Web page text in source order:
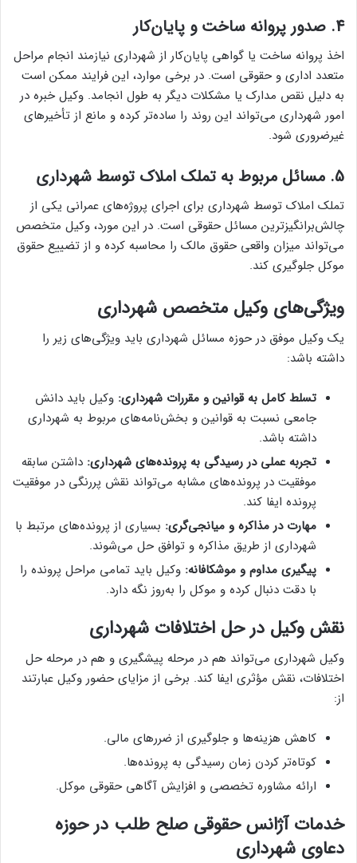
4. صدور پروانه ساخت و پایان‌کار
اخذ پروانه ساخت یا گواهی پایان‌کار از شهرداری نیازمند انجام مراحل
متعدد اداری و حقوقی است. در برخی موارد، این فرایند ممکن است
به دلیل نقص مدارک یا مشکلات دیگر به طول انجامد. وکیل خبره در
امور شهرداری می‌تواند این روند را ساده‌تر کرده و مانع از تأخیرهای
غیرضروری شود.
5. مسائل مربوط به تملک املاک توسط شهرداری
تملک املاک توسط شهرداری برای اجرای پروژه‌های عمرانی یکی از
چالش‌برانگیزترین مسائل حقوقی است. در این مورد، وکیل متخصص
می‌تواند میزان واقعی حقوق مالک را محاسبه کرده و از تضییع حقوق
موکل جلوگیری کند.
ویژگی‌های وکیل متخصص شهرداری
یک وکیل موفق در حوزه مسائل شهرداری باید ویژگی‌های زیر را
داشته باشد:
تسلط کامل به قوانین و مقررات شهرداری: وکیل باید دانش
جامعی نسبت به قوانین و بخش‌نامه‌های مربوط به شهرداری
داشته باشد.
تجربه عملی در رسیدگی به پرونده‌های شهرداری: داشتن سابقه
موفقیت در پرونده‌های مشابه می‌تواند نقش پررنگی در موفقیت
پرونده ایفا کند.
مهارت در مذاکره و میانجی‌گری: بسیاری از پرونده‌های مرتبط با
شهرداری از طریق مذاکره و توافق حل می‌شوند.
پیگیری مداوم و موشکافانه: وکیل باید تمامی مراحل پرونده را
با دقت دنبال کرده و موکل را به‌روز نگه دارد.
نقش وکیل در حل اختلافات شهرداری
وکیل شهرداری می‌تواند هم در مرحله پیشگیری و هم در مرحله حل
اختلافات، نقش مؤثری ایفا کند. برخی از مزایای حضور وکیل عبارتند
از:
کاهش هزینه‌ها و جلوگیری از ضررهای مالی.
کوتاه‌تر کردن زمان رسیدگی به پرونده‌ها.
ارائه مشاوره تخصصی و افزایش آگاهی حقوقی موکل.
خدمات آژانس حقوقی صلح طلب در حوزه
دعاوی شهرداری